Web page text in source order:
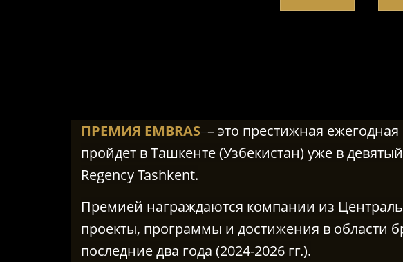
ПРЕМИЯ EMBRAS–– это престижная
пройдет в Ташкенте (Узбекистан) уже в
Regency Tashkent.
Премией награждаются компании из
проекты, программы и достижения в области
последние два года (2024-2026 гг.).